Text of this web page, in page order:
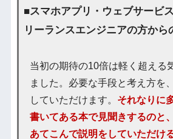
■スマホアプリ・ウェブサービ
リーランスエンジニアの方から
当初の期待の10倍は軽く超える
ました。必要な手段と考え方を
していただけます。 それなりに
書いてある本で見聞きするのと
あてこんで説明をしていただけ